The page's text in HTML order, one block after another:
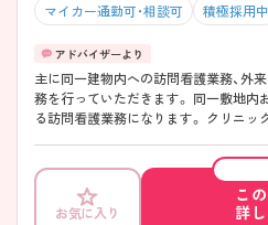
マイカー通勤可・相談可 積極採用中
主に同一建物内への訪問看護業務、外
務を行っていただきます。 同一敷地内
る訪問看護業務になります。 クリニッ
お気に入り
こ
詳